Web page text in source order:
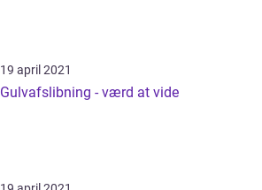
19 april 2021
Gulvafslibning - værd at vide